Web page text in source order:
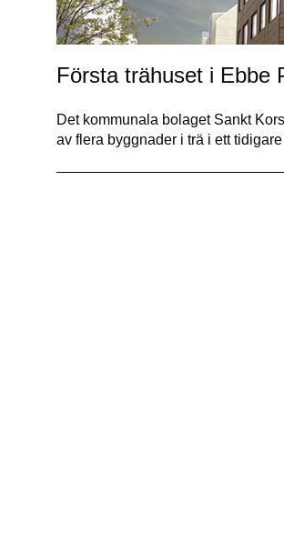
Första trähuset i Ebbe
Det kommunala bolaget Sankt
av flera byggnader i trä i ett